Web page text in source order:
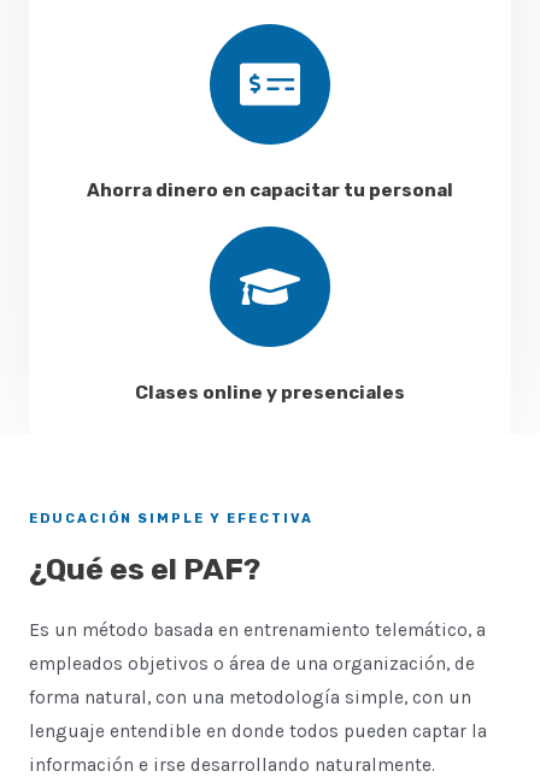
Ahorra dinero en capacitar tu personal
Clases online y presenciales
EDUCACIÓN SIMPLE Y EFECTIVA
¿Qué es el PAF?
Es un método basada en entrenamiento telemático, a
empleados objetivos o área de una organización, de
forma natural, con una metodología simple, con un
lenguaje entendible en donde todos pueden captar la
información e irse desarrollando naturalmente.